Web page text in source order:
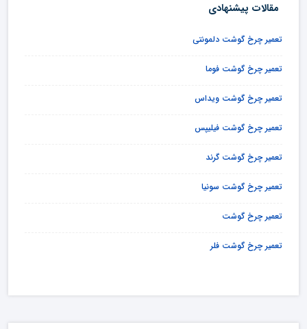
مقالات پیشنهادی
تعمیر چرخ گوشت دلمونتی
تعمیر چرخ گوشت فوما
تعمیر چرخ گوشت ویداس
تعمیر چرخ گوشت فیلیپس
تعمیر چرخ گوشت گرند
تعمیر چرخ گوشت سونیا
تعمیر چرخ گوشت
تعمیر چرخ گوشت فلر